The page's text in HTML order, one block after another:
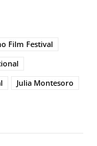
Film Festival
Julia Montesoro